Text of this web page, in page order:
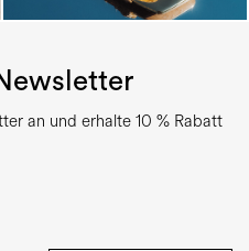
an und erhalte 10 % Rabatt